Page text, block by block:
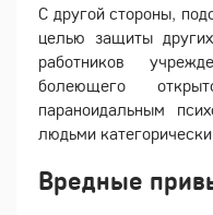
С другой стороны,
целью защиты
работников
болеющего
параноидальным
людьми
Вредные